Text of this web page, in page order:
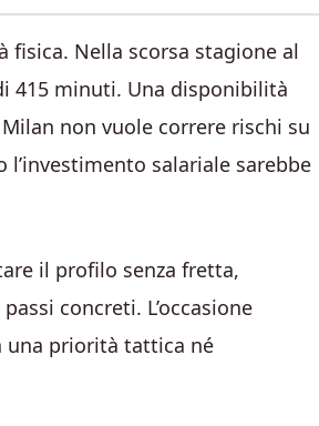
fisica. Nella scorsa stagione al
415 minuti. Una disponibilità
non vuole correre rischi su
salariale sarebbe
il profilo senza fretta,
concreti. L’occasione
una priorità tattica né